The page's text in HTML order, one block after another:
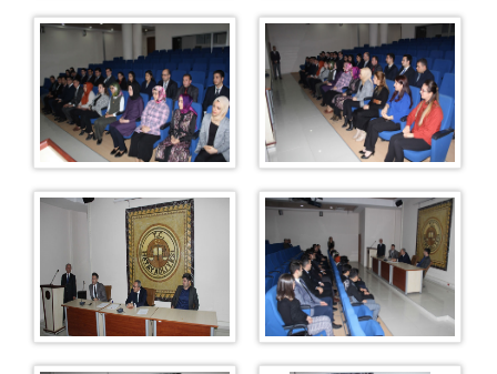
C. SAVCILARIMIZ
MAHKEMELER
D.S.M
AVRUPA BİRLİĞİ KOMİSYONU VE KALKINMA AJANSLARI
TÜRKİYE ÇEVRE HAFTASI KUTLAMALARI
AVRUPA STANDARTLARINDA ADALET GİRİŞİMLERİ
İLETİŞİM